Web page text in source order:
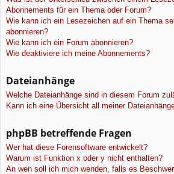
Abonnements für ein Thema oder Forum?
Wie kann ich ein Lesezeichen auf ein Thema
abonnieren?
Wie kann ich ein Forum abonnieren?
Wie deaktiviere ich meine Abonnements?
Dateianhänge
Welche Dateianhänge sind in diesem Forum
Kann ich eine Übersicht all meiner
phpBB betreffende Fragen
Wer hat diese Forensoftware entwickelt?
Warum ist Funktion x oder y nicht enthalten?
An wen soll ich mich wenden, falls es